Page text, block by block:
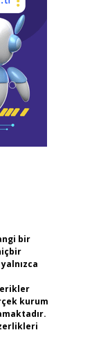
bir
kurum